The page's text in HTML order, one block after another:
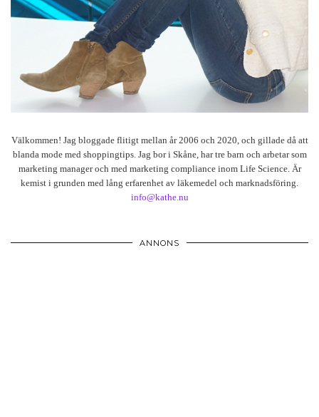
Välkommen! Jag bloggade flitigt mellan år 2006 och 2020, och gillade då att
blanda mode med shoppingtips. Jag bor i Skåne, har tre barn och arbetar som
marketing manager och med marketing compliance inom Life Science. Är
kemist i grunden med lång erfarenhet av läkemedel och marknadsföring.
info@kathe.nu
ANNONS